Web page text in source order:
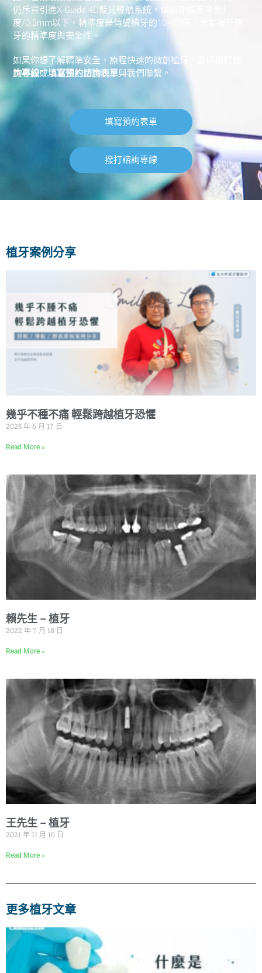
北大昕成有哪些設備? 提供給您專業好品質的牙科治療
仍斥資引進X-Guide 4D藍光導航系統，讓植牙誤差降至1
度/0.2mm以下，精準度是傳統植牙的10~20倍，大幅提升植
牙的精準度與安全性。
如果你想了解精準安全、療程快速的微創植牙，歡迎
詢專線或填寫預約諮詢表單與我們聯繫。
填寫預約表單
撥打諮詢專線
植牙案例分享
幾乎不種不痛 輕鬆跨越植牙恐懼
2025 年 6 月 17 日
Read More »
賴先生 – 植牙
2022 年 7 月 18 日
Read More »
王先生 – 植牙
2021 年 11 月 10 日
Read More »
更多植牙文章